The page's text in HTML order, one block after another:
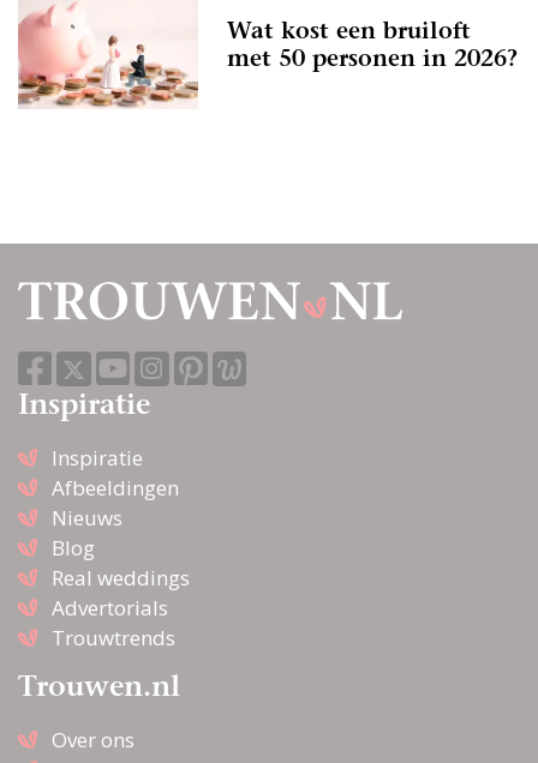
Wat kost een bruiloft
met 50 personen in 2026?
Inspiratie
Inspiratie
Afbeeldingen
Nieuws
Blog
Real weddings
Advertorials
Trouwtrends
Trouwen.nl
Over ons